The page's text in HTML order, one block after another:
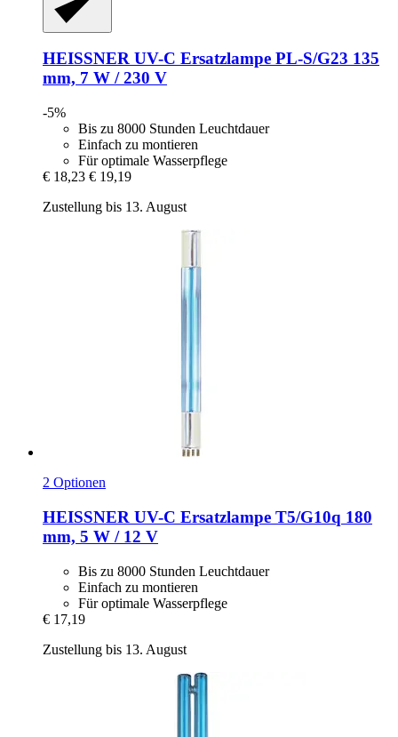
HEISSNER UV-​C Ersatzlampe PL-​S/G23 135
mm, 7 W / 230 V
-5%
Bis zu 8000 Stunden Leuchtdauer
Einfach zu montieren
Für optimale Wasserpflege
€ 18,23 € 19,19
Zustellung bis 13. August
2 Optionen
HEISSNER UV-​C Ersatzlampe T5/G10q 180
mm, 5 W / 12 V
Bis zu 8000 Stunden Leuchtdauer
Einfach zu montieren
Für optimale Wasserpflege
€ 17,19
Zustellung bis 13. August